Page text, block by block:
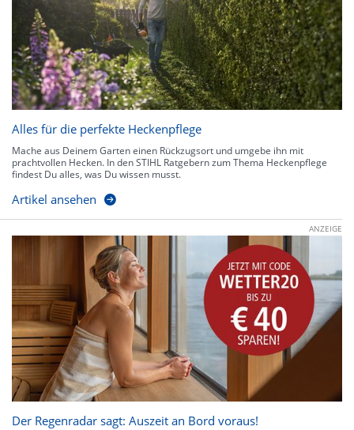
Alles für die perfekte Heckenpflege
Mache aus Deinem Garten einen Rückzugsort und umgebe ihn mit
prachtvollen Hecken. In den STIHL Ratgebern zum Thema Heckenpflege
findest Du alles, was Du wissen musst.
Artikel ansehen
ANZEIGE
Der Regenradar sagt: Auszeit an Bord voraus!